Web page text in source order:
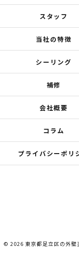
スタッフ
当社の特徴
シーリング
補修
会社概要
コラム
プライバシーポリ
© 2026 東京都足立区の外壁